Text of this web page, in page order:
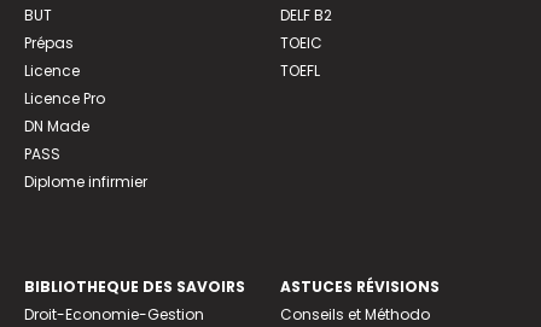
BUT
Prépas
Licence
Licence Pro
DN Made
PASS
Diplome infirmier
DELF B2
TOEIC
TOEFL
BIBLIOTHEQUE DES SAVOIRS
Droit-Economie-Gestion
ASTUCES RÉVISIONS
Conseils et Méthodo